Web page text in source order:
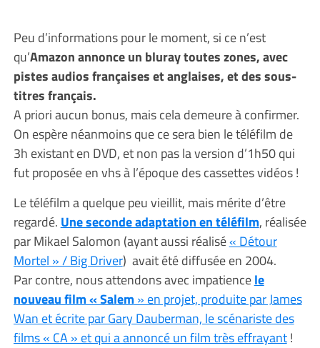
Peu d’informations pour le moment, si ce n’est
qu’Amazon annonce un bluray toutes zones, avec
pistes audios françaises et anglaises, et des sous-
titres français.
A priori aucun bonus, mais cela demeure à confirmer.
On espère néanmoins que ce sera bien le téléfilm de
3h existant en DVD, et non pas la version d’1h50 qui
fut proposée en vhs à l’époque des cassettes vidéos !
Le téléfilm a quelque peu vieillit, mais mérite d’être
regardé. Une seconde adaptation en téléfilm, réalisée
par Mikael Salomon (ayant aussi réalisé« Détour
Mortel » / Big Driver) avait été diffusée en 2004.
Par contre, nous attendons avec impatiencele
nouveau film « Salem » en projet, produite par James
Wan et écrite par Gary Dauberman, le scénariste des
films « CA » et qui a annoncé un film très effrayant!